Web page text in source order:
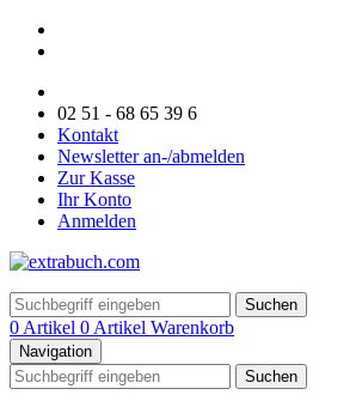
02 51 - 68 65 39 6
Kontakt
Newsletter an-/abmelden
Zur Kasse
Ihr Konto
Anmelden
Suchen
0 Artikel 0 Artikel Warenkorb
Navigation
Suchen